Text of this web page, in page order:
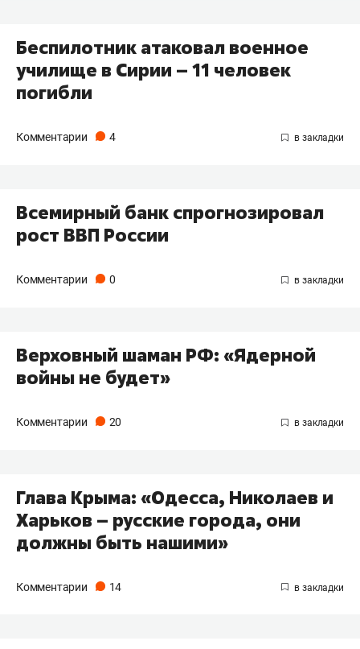
Беспилотник атаковал военное
училище в Сирии – 11 человек
погибли
Комментарии 4
Всемирный банк спрогнозировал
рост ВВП России
Комментарии 0
Верховный шаман РФ: «Ядерной
войны не будет»
Комментарии 20
Глава Крыма: «Одесса, Николаев и
Харьков – русские города, они
должны быть нашими»
Комментарии 14